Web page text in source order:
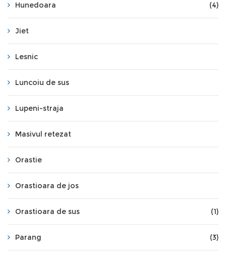
Hunedoara (4)
Jiet
Lesnic
Luncoiu de sus
Lupeni-straja
Masivul retezat
Orastie
Orastioara de jos
Orastioara de sus (1)
Parang (3)